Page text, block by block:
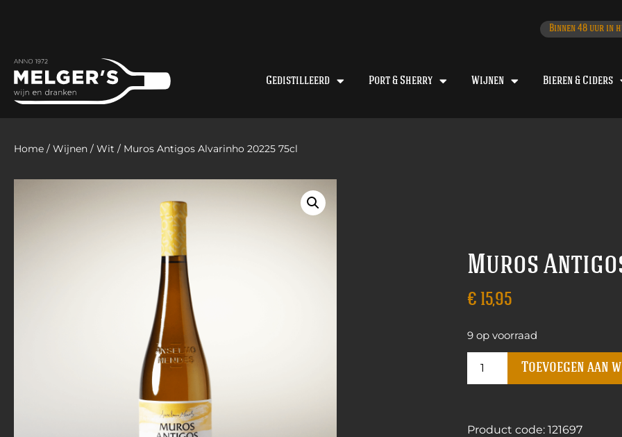
Binnen 48 uur in
Gedistilleerd Port & Sherry Wijnen Bieren & Ciders
Home / Wijnen / Wit / Muros Antigos Alvarinho 20225 75cl
Muros
€ 15,95
9 op voorraad
Toevoegen aan
Product code: 121697